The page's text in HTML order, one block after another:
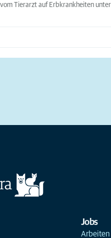
Tierarzt auf Erbkrankheiten
Jobs
Arbeiten